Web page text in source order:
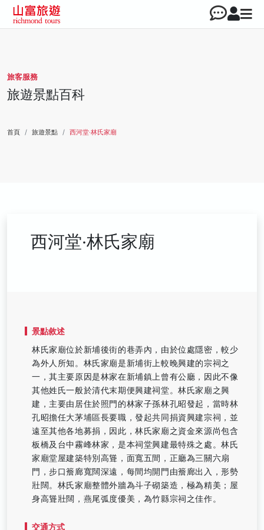
旅客服務
旅遊景點百科
首頁 旅遊景點 西河堂‧林氏家廟
西河堂‧林氏家廟
景點敘述
林氏家廟位於新埔後街的巷弄內，由於位處隱密，較少
為外人所知。林氏家廟是新埔街上較晚興建的宗祠之
一，其主要原因是林家在新埔鎮上曾有公廳，因此不像
其他姓氏一般於清代末期便興建祠堂。林氏家廟之興
建，主要由居住於照門的林家子孫林孔昭發起，當時林
孔昭擔任大茅埔區長要職，發起共同捐資興建宗祠，並
遠至其他各地募捐，因此，林氏家廟之資金來源尚包含
板橋及台中霧峰林家，是本祠堂興建最特殊之處。林氏
家廟堂屋建築特別高聳，面寬五間，正廳為三關六扇
門，步口簷廊寬闊深遠，每間均開門由簷廊出入，形勢
壯闊。林氏家廟整體外牆為斗子砌築造，極為精美；屋
身高聳壯闊，燕尾弧度優美，為竹縣宗祠之佳作。
交通方式